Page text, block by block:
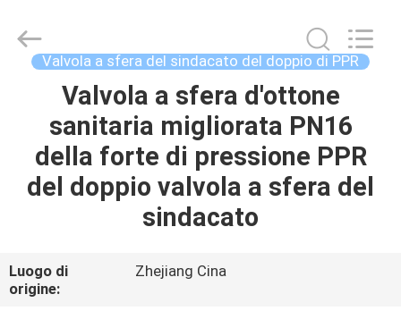
CASA
PRODOTTI
NOI
DSTHERM
INDUSTRIAL
LIMITED.Valvola a sfera del sindacato del doppio di PPR
Valvola a sfera d'ottone
sanitaria migliorata PN16
della forte di pressione PPR
del doppio valvola a sfera del
sindacato
Luogo di
origine:
Zhejiang Cina